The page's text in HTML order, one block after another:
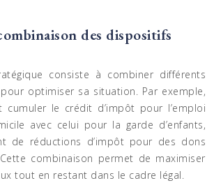
des dispositifs
consiste à combiner différents
optimiser sa situation. Par exemple,
cumuler le crédit d’impôt pour l’emploi
avec celui pour la garde d’enfants,
de réductions d’impôt pour des dons
combinaison permet de maximiser
tout en restant dans le cadre légal.